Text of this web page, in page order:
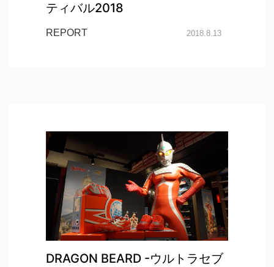
ティバル2018
REPORT 2018.8.13
DRAGON BEARD -ウルトラセブ